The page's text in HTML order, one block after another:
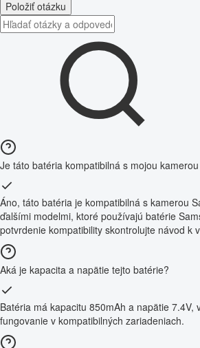
Položiť otázku
Je táto batéria kompatibilná s mojou
Áno, táto batéria je kompatibilná s kamerou
ďalšími modelmi, ktoré používajú batérie
potvrdenie kompatibility skontrolujte návod k
Aká je kapacita a napätie tejto batérie?
Batéria má kapacitu 850mAh a napätie 7.4V,
fungovanie v kompatibilných zariadeniach.